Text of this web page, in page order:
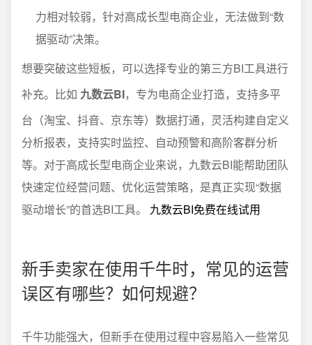
力相对较弱，针对高成长型电商企业，无法做到“数
据驱动”决策。
想要突破这些短板，可以选择专业的第三方BI工具进行
补充。比如 九数云BI，专为电商企业打造，支持多平
台（淘宝、抖音、京东等）数据打通，灵活构建自定义
分析报表，支持实时监控、自动预警和高阶客群分析
等。对于高成长型电商企业来说，九数云BI能帮助团队
快速定位经营问题、优化运营策略，是真正实现“数据
驱动增长”的首选BI工具。 九数云BI免费在线试用
新手卖家在使用千牛时，常见的运营
误区有哪些？如何规避？
千牛功能强大，但新手在使用过程中容易陷入一些常见